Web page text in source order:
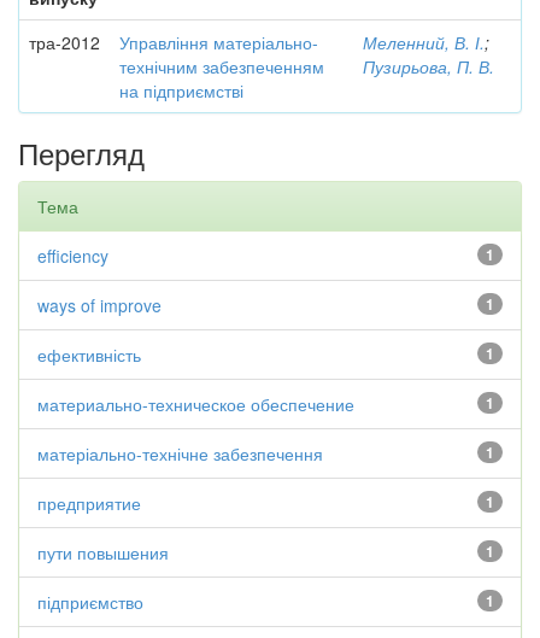
тра-2012
Управління матеріально-
технічним забезпеченням
на підприємстві
Меленний, В. І.;
Пузирьова, П. В.
Перегляд
Тема
1
efficiency
1
ways of improve
1
ефективність
1
материально-техническое обеспечение
1
матеріально-технічне забезпечення
1
предприятие
1
пути повышения
1
підприємство